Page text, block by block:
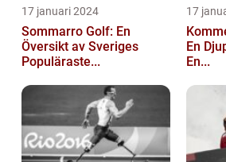
17 januari 2024
Sommarro Golf: En
Översikt av Sveriges
Populäraste...
17
En
En...